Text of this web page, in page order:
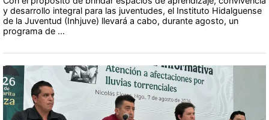
y desarrollo integral para las juventudes, el Instituto Hidalguense
de la Juventud (Inhjuve) llevará a cabo, durante agosto, un
programa de ...